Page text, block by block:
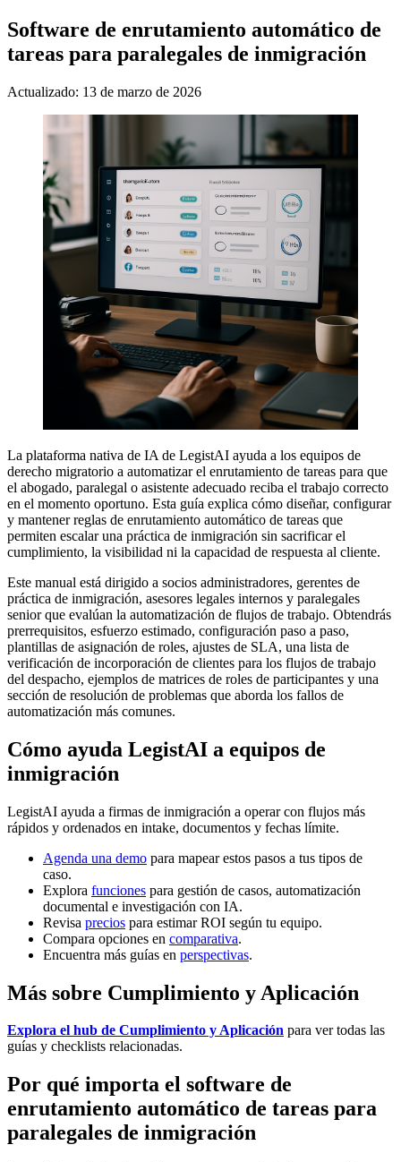
Software de enrutamiento automático de
tareas para paralegales de inmigración
Actualizado: 13 de marzo de 2026
La plataforma nativa de IA de LegistAI ayuda a los equipos de
derecho migratorio a automatizar el enrutamiento de tareas para que
el abogado, paralegal o asistente adecuado reciba el trabajo correcto
en el momento oportuno. Esta guía explica cómo diseñar, configurar
y mantener reglas de enrutamiento automático de tareas que
permiten escalar una práctica de inmigración sin sacrificar el
cumplimiento, la visibilidad ni la capacidad de respuesta al cliente.
Este manual está dirigido a socios administradores, gerentes de
práctica de inmigración, asesores legales internos y paralegales
senior que evalúan la automatización de flujos de trabajo. Obtendrás
prerrequisitos, esfuerzo estimado, configuración paso a paso,
plantillas de asignación de roles, ajustes de SLA, una lista de
verificación de incorporación de clientes para los flujos de trabajo
del despacho, ejemplos de matrices de roles de participantes y una
sección de resolución de problemas que aborda los fallos de
automatización más comunes.
Cómo ayuda LegistAI a equipos de
inmigración
LegistAI ayuda a firmas de inmigración a operar con flujos más
rápidos y ordenados en intake, documentos y fechas límite.
Agenda una demo para mapear estos pasos a tus tipos de
caso.
Explora funciones para gestión de casos, automatización
documental e investigación con IA.
Revisa precios para estimar ROI según tu equipo.
Compara opciones en comparativa.
Encuentra más guías en perspectivas.
Más sobre Cumplimiento y Aplicación
Explora el hub de Cumplimiento y Aplicación para ver todas las
guías y checklists relacionadas.
Por qué importa el software de
enrutamiento automático de tareas para
paralegales de inmigración